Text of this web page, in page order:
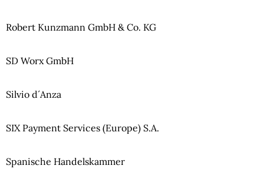
Robert Kunzmann GmbH & Co. KG
SD Worx GmbH
Silvio d´Anza
SIX Payment Services (Europe) S.A.
Spanische Handelskammer